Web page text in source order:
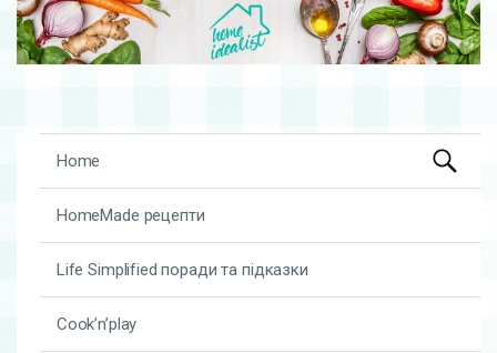
Skip to content
Home
HomeMade рецепти
Life Simplified поради та підказки
Cook’n’play
Search
for: